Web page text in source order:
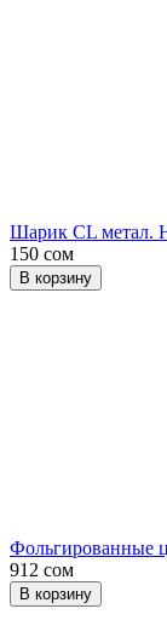
Шарик CL метал.
150 сом
В корзину
Фольгированные
912 сом
В корзину